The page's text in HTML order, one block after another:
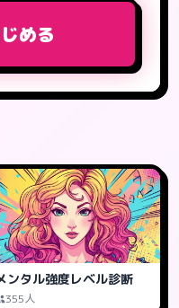
める
ンタル強度レベル診断
355人